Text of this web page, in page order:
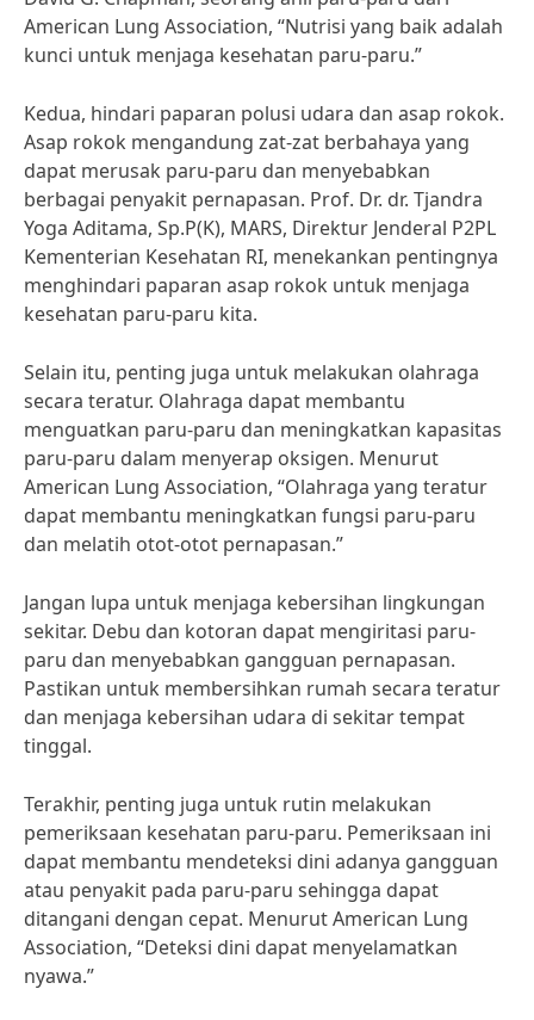
American Lung Association, “Nutrisi yang baik adalah
kunci untuk menjaga kesehatan paru-paru.”
Kedua, hindari paparan polusi udara dan asap rokok.
Asap rokok mengandung zat-zat berbahaya yang
dapat merusak paru-paru dan menyebabkan
berbagai penyakit pernapasan. Prof. Dr. dr. Tjandra
Yoga Aditama, Sp.P(K), MARS, Direktur Jenderal P2PL
Kementerian Kesehatan RI, menekankan pentingnya
menghindari paparan asap rokok untuk menjaga
kesehatan paru-paru kita.
Selain itu, penting juga untuk melakukan olahraga
secara teratur. Olahraga dapat membantu
menguatkan paru-paru dan meningkatkan kapasitas
paru-paru dalam menyerap oksigen. Menurut
American Lung Association, “Olahraga yang teratur
dapat membantu meningkatkan fungsi paru-paru
dan melatih otot-otot pernapasan.”
Jangan lupa untuk menjaga kebersihan lingkungan
sekitar. Debu dan kotoran dapat mengiritasi paru-
paru dan menyebabkan gangguan pernapasan.
Pastikan untuk membersihkan rumah secara teratur
dan menjaga kebersihan udara di sekitar tempat
tinggal.
Terakhir, penting juga untuk rutin melakukan
pemeriksaan kesehatan paru-paru. Pemeriksaan ini
dapat membantu mendeteksi dini adanya gangguan
atau penyakit pada paru-paru sehingga dapat
ditangani dengan cepat. Menurut American Lung
Association, “Deteksi dini dapat menyelamatkan
nyawa.”